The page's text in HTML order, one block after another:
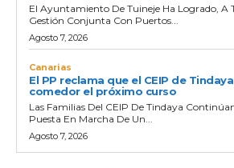
El Ayuntamiento De Tuineje Ha Logrado, A
Gestión Conjunta Con Puertos...
Agosto 7, 2026
Canarias
El PP reclama que el CEIP de
comedor el próximo curso
Las Familias Del CEIP De Tindaya
Puesta En Marcha De Un...
Agosto 7, 2026